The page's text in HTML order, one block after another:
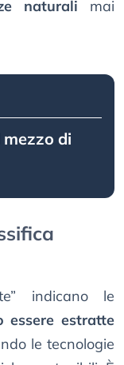
naturali mai
di
indicano le
essere estratte
le tecnologie